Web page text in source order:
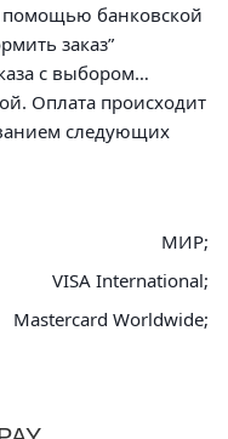
помощью банковской
заказ”
с выбором
Оплата происходит
следующих
МИР;
VISA International;
Mastercard Worldwide;